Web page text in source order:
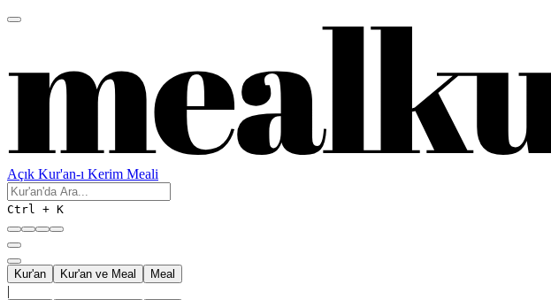
Açık Kur'an-ı Kerim Meali
Ctrl + K
Kur'an Kur'an ve Meal Meal
|